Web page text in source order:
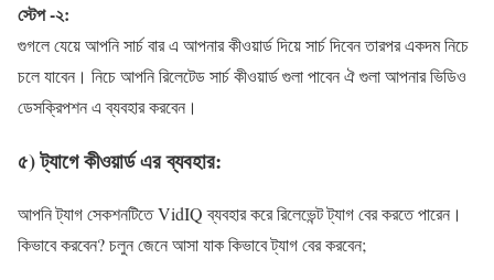
স্টেপ -২:
গুগলে যেয়ে আপনি সার্চ বার এ আপনার কীওয়ার্ড দিয়ে সার্চ দিবেন তারপর একদম নিচে
চলে যাবেন। নিচে আপনি রিলেটেড সার্চ কীওয়ার্ড গুলা পাবেন ঐ গুলা আপনার ভিডিও
ডেসক্রিপশন এ ব্যবহার করবেন।
৫) ট্যাগে কীওয়ার্ড এর ব্যবহার:
আপনি ট্যাগ সেকশনটিতে VidIQ ব্যবহার করে রিলেভেন্ট ট্যাগ বের করতে পারেন।
কিভাবে করবেন? চলুন জেনে আসা যাক কিভাবে ট্যাগ বের করবেন;